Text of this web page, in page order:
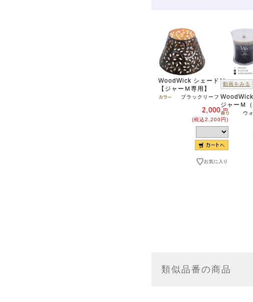
WoodWick シェードＭ
【ジャーＭ専用】
ブラックリーフ
2,000円
(税込2,200円)
動画をみる
ジャーＭ（
ウ
類似品番の商品